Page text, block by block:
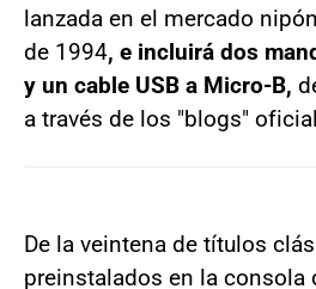
lanzada en el mercado
de 1994, e incluirá dos
y un cable USB a Micro-B,
a través de los "blogs"
De la veintena de títulos
preinstalados en la consola